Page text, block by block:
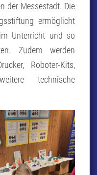
der Messestadt. Die
ermöglicht
Unterricht und so
Zudem werden
Roboter-Kits,
technische